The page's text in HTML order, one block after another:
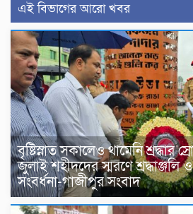
এই বিভাগের আরো খবর
বৃষ্টিস্নাত সকালেও থামেনি শ্রদ্ধার
জুলাই শহীদদের স্মরণে শ্রদ্ধাঞ্জলি
সংবর্ধনা-গাজীপুর সংবাদ